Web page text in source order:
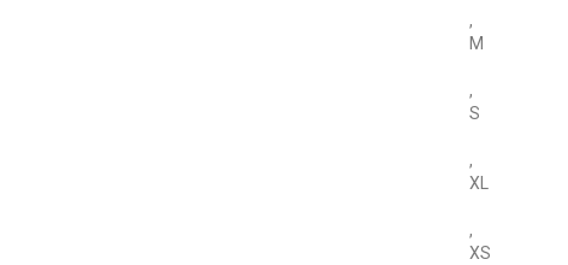
,
M
,
S
,
XL
,
XS